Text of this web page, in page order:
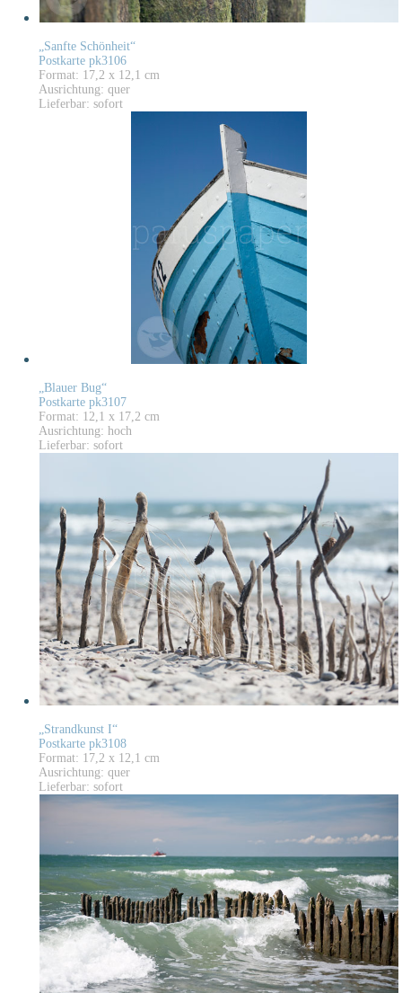
„Sanfte Schönheit“
Postkarte pk3106
Format: 17,2 x 12,1 cm
Ausrichtung: quer
Lieferbar: sofort
„Blauer Bug“
Postkarte pk3107
Format: 12,1 x 17,2 cm
Ausrichtung: hoch
Lieferbar: sofort
„Strandkunst I“
Postkarte pk3108
Format: 17,2 x 12,1 cm
Ausrichtung: quer
Lieferbar: sofort